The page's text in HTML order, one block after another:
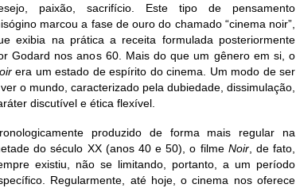
paixão, sacrifício. Este tipo de pensamento
marcou a fase de ouro do chamado “cinema noir”,
exibia na prática a receita formulada posteriormente
Godard nos anos 60. Mais do que um gênero em si, o
era um estado de espírito do cinema. Um modo de ser
o mundo, caracterizado pela dubiedade, dissimulação,
discutível e ética flexível.
produzido de forma mais regular na
do século XX (anos 40 e 50), o filme Noir, de fato,
existiu, não se limitando, portanto, a um período
Regularmente, até hoje, o cinema nos oferece